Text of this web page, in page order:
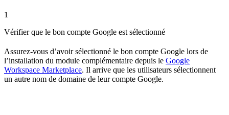
1
Vérifier que le bon compte Google est sélectionné
Assurez-vous d’avoir sélectionné le bon compte Google lors de
l’installation du module complémentaire depuis le Google
Workspace Marketplace. Il arrive que les utilisateurs sélectionnent
un autre nom de domaine de leur compte Google.